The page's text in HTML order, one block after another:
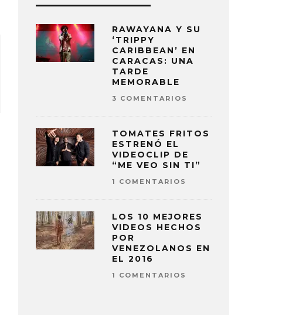
RAWAYANA Y SU
‘TRIPPY
CARIBBEAN’ EN
CARACAS: UNA
TARDE
MEMORABLE
3 COMENTARIOS
TOMATES FRITOS
ESTRENÓ EL
VIDEOCLIP DE
“ME VEO SIN TI”
1 COMENTARIOS
LOS 10 MEJORES
VIDEOS HECHOS
POR
VENEZOLANOS EN
EL 2016
1 COMENTARIOS